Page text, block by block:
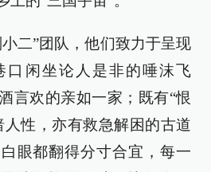
二”团队，他们致力于呈现
口闲坐论人是非的唾沫飞
言欢的亲如一家；既有“恨
人性，亦有救急解困的古道
眼都翻得分寸合宜，每一